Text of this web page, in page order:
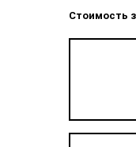
Стоимость